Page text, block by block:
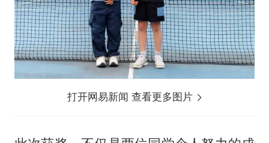
打开网易新闻 查看更多图片